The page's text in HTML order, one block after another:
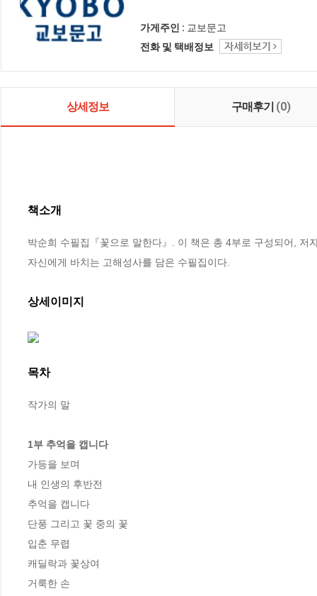
가게주인 : 교보문고
전화 및 택배정보
상세정보 구매후기 (0)
책소개
박순희 수필집『꽃으로 말한다』. 이 책은 총 4부로 구성되어,
자신에게 바치는 고해성사를 담은 수필집이다.
상세이미지
목차
작가의 말
1부 추억을 캡니다
가등을 보며
내 인생의 후반전
추억을 캡니다
단풍 그리고 꽃 중의 꽃
입춘 무렵
캐딜락과 꽃상여
거룩한 손